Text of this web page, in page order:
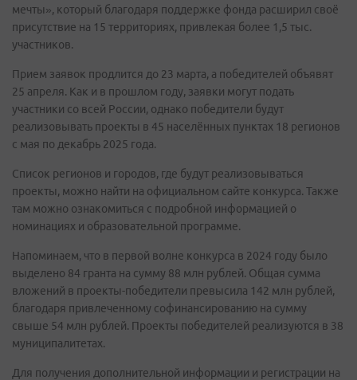
мечты», который благодаря поддержке фонда расширил своё
присутствие на 15 территориях, привлекая более 1,5 тыс.
участников.
Прием заявок продлится до 23 марта, а победителей объявят
25 апреля. Как и в прошлом году, заявки могут подать
участники со всей России, однако победители будут
реализовывать проекты в 45 населённых пунктах 18 регионов
с мая по декабрь 2025 года.
Список регионов и городов, где будут реализовываться
проекты, можно найти на официальном сайте конкурса. Также
там можно ознакомиться с подробной информацией о
номинациях и образовательной программе.
Напоминаем, что в первой волне конкурса в 2024 году было
выделено 84 гранта на сумму 88 млн рублей. Общая сумма
вложений в проекты-победители превысила 142 млн рублей,
благодаря привлеченному софинансированию на сумму
свыше 54 млн рублей. Проекты победителей реализуются в 38
муниципалитетах.
Для получения дополнительной информации и регистрации на